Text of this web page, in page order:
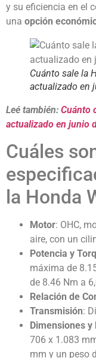
y su eficiencia en el
una opción
Cuánto sale la
actualizado en
Leé también: Cuánto
actualizado en junio
Cuáles
la Honda
Motor: OHC,
aire, con un
Potencia y
máxima de
de 8.46 Nm a
Relación de
Transmisión:
Dimensiones y
706 x 1.083
mm y un peso